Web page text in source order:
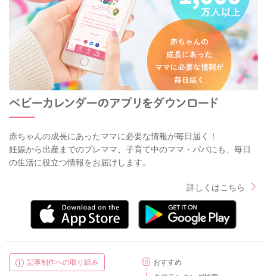
赤ちゃんの成長にあったママに必要な情報が毎日届く！
妊娠から出産までのプレママ、子育て中のママ・パパにも、毎日
の生活に役立つ情報をお届けします。
詳しくはこちら
記事制作への取り組み
おすすめ